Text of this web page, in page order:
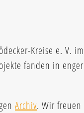
Kreise e. V. im
fanden in enger
Archiv. Wir freuen